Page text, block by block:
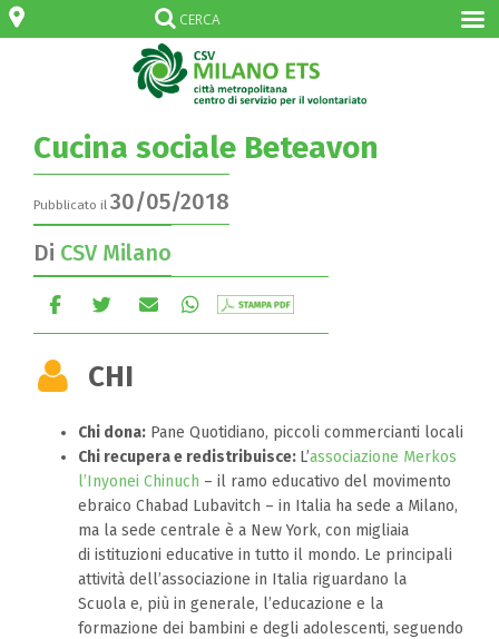
Cucina sociale Beteavon
Pubblicato il 30/05/2018
Di CSV Milano
CHI
Chi dona: Pane Quotidiano, piccoli commercianti locali
Chi recupera e redistribuisce: L’associazione Merkos
l’Inyonei Chinuch – il ramo educativo del movimento
ebraico Chabad Lubavitch – in Italia ha sede a Milano,
ma la sede centrale è a New York, con migliaia
di istituzioni educative in tutto il mondo. Le principali
attività dell’associazione in Italia riguardano la
Scuola e, più in generale, l’educazione e la
formazione dei bambini e degli adolescenti, seguendo